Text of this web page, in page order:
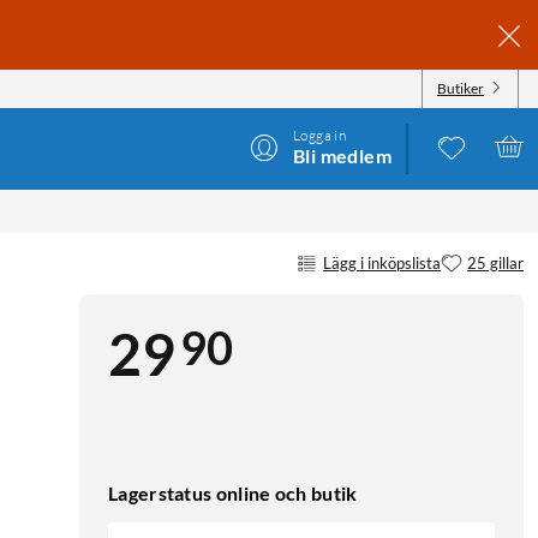
Butiker
Logga in
Bli medlem
Lägg i inköpslista 25 gillar
2990
Lagerstatus online och butik